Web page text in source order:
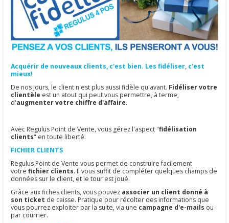
Acquérir de nouveaux clients, c'est bien. Les fidéliser, c'est
mieux!
De nos jours, le client n'est plus aussi fidèle qu'avant. Fidéliser votre
clientèle est un atout qui peut vous permettre, à terme,
d'augmenter votre chiffre d'affaire.
Avec Regulus Point de Vente, vous gérez l'aspect "fidélisation
clients" en toute liberté.
FICHIER CLIENTS
Regulus Point de Vente vous permet de construire facilement
votre fichier clients. Il vous suffit de compléter quelques champs de
données sur le client, et le tour est joué.
Grâce aux fiches clients, vous pouvez associer un client donné à
son ticket de caisse. Pratique pour récolter des informations que
vous pourrez exploiter par la suite, via une campagne d'e-mails ou
par courrier.